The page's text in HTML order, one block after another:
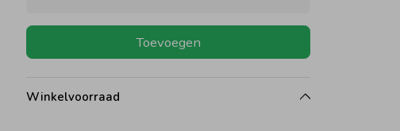
Toevoegen
Winkelvoorraad